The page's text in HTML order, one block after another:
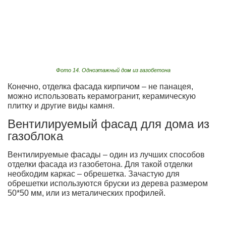
Фото 14. Одноэтажный дом из газобетона
Конечно, отделка фасада кирпичом – не панацея,
можно использовать керамогранит, керамическую
плитку и другие виды камня.
Вентилируемый фасад для дома из
газоблока
Вентилируемые фасады – один из лучших способов
отделки фасада из газобетона. Для такой отделки
необходим каркас – обрешетка. Зачастую для
обрешетки используются бруски из дерева размером
50*50 мм, или из металических профилей.